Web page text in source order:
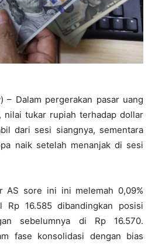
– Dalam pergerakan pasar uang
nilai tukar rupiah terhadap dollar
dari sesi siangnya, sementara
naik setelah menanjak di sesi
AS sore ini ini melemah 0,09%
16.585 dibandingkan posisi
sebelumnya di Rp 16.570.
fase konsolidasi dengan bias